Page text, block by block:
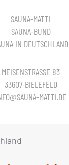
SAUNA-MATTI
SAUNA-BUND
IN DEUTSCHLAND
MEISENSTRASSE 83
33607 BIELEFELD
MATTI.DE